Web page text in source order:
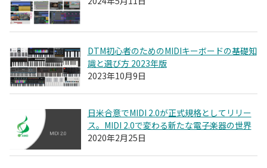
DTM初心者のためのMIDIキーボードの基礎知
識と選び方 2023年版
2023年10月9日
日米合意でMIDI 2.0が正式規格としてリリー
ス。MIDI 2.0で変わる新たな電子楽器の世界
2020年2月25日